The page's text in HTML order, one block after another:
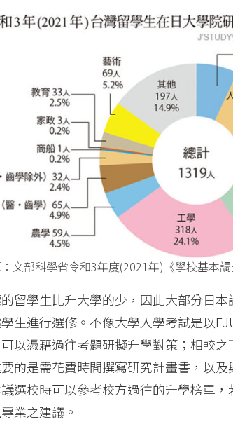
文部科學省令和3年度(2021年)《學校基本調
留學生比升大學的少，因此大部分日
生進行選修。不像大學入學考試是以
以憑藉過往考題研擬升學對策；相較
的是需花費時間撰寫研究計畫書，以
選校時可以參考校方過往的升學榜單
業之建議。